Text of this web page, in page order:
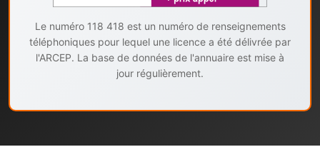
Le numéro 118 418 est un numéro de renseignements
téléphoniques pour lequel une licence a été délivrée par
l'ARCEP. La base de données de l'annuaire est mise à
jour régulièrement.